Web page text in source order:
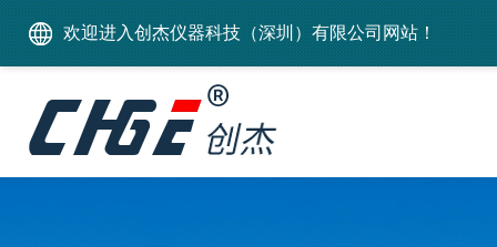
欢迎进入创杰仪器科技（深圳）有限公司网站！